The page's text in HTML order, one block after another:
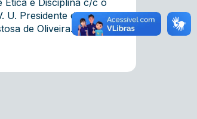
Ética e Disciplina c/c o
U. Presidente da 1ª
de Oliveira.